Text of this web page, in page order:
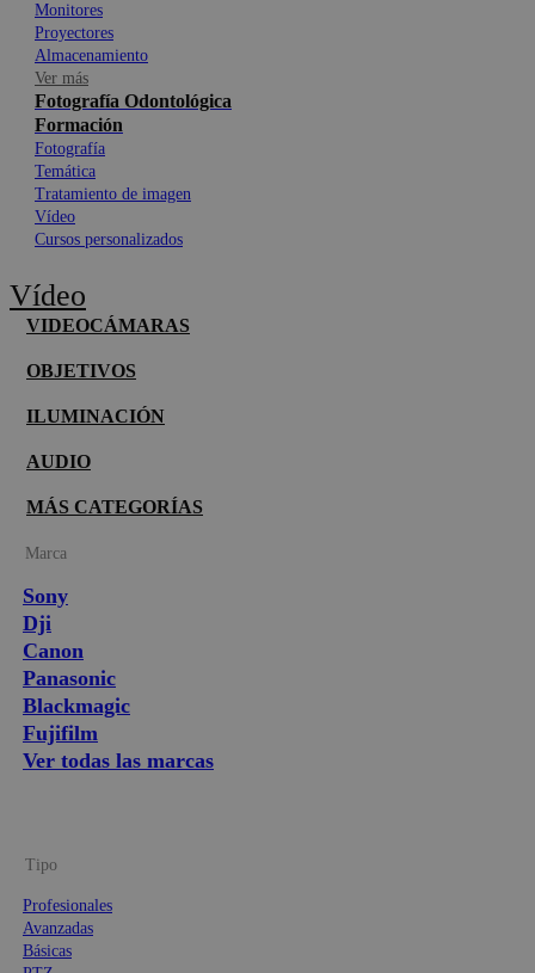
Monitores
Proyectores
Almacenamiento
Ver más
Fotografía Odontológica
Formación
Fotografía
Temática
Tratamiento de imagen
Vídeo
Cursos personalizados
Vídeo
VIDEOCÁMARAS
OBJETIVOS
ILUMINACIÓN
AUDIO
MÁS CATEGORÍAS
Marca
Sony
Dji
Canon
Panasonic
Blackmagic
Fujifilm
Ver todas las marcas
Tipo
Profesionales
Avanzadas
Básicas